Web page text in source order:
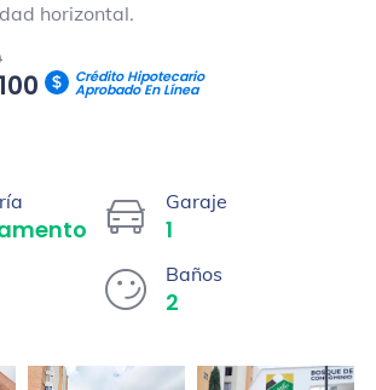
horizontal.
Crédito Hipotecario
Aprobado En Línea
Garaje
1
Baños
2